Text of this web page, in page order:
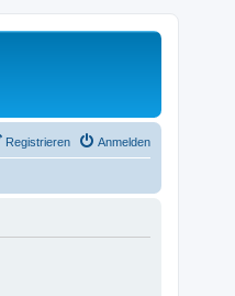
Anmelden
Registrieren